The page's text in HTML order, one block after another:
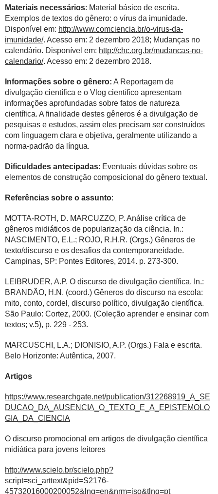
Materiais necessários: Material básico de escrita.
Exemplos de textos do gênero: o vírus da imunidade.
Disponível em: http://www.comciencia.br/o-virus-da-
imunidade/. Acesso em: 2 dezembro 2018; Mudanças no
calendário. Disponível em: http://chc.org.br/mudancas-no-
calendario/. Acesso em: 2 dezembro 2018.
Informações sobre o gênero: A Reportagem de
divulgação científica e o Vlog científico apresentam
informações aprofundadas sobre fatos de natureza
científica. A finalidade destes gêneros é a divulgação de
pesquisas e estudos, assim eles precisam ser construídos
com linguagem clara e objetiva, geralmente utilizando a
norma-padrão da língua.
Dificuldades antecipadas: Eventuais dúvidas sobre os
elementos de construção composicional do gênero textual.
Referências sobre o assunto:
MOTTA-ROTH, D. MARCUZZO, P. Análise crítica de
gêneros midiáticos de popularização da ciência. In.:
NASCIMENTO, E.L.; ROJO, R.H.R. (Orgs.) Gêneros de
texto/discurso e os desafios da contemporaneidade.
Campinas, SP: Pontes Editores, 2014. p. 273-300.
LEIBRUDER, A.P. O discurso de divulgação científica. In.:
BRANDÃO, H.N. (coord.) Gêneros do discurso na escola:
mito, conto, cordel, discurso político, divulgação científica.
São Paulo: Cortez, 2000. (Coleção aprender e ensinar com
textos; v.5), p. 229 - 253.
MARCUSCHI, L.A.; DIONISIO, A.P. (Orgs.) Fala e escrita.
Belo Horizonte: Autêntica, 2007.
Artigos
https://www.researchgate.net/publication/312268919_A_SE
DUCAO_DA_AUSENCIA_O_TEXTO_E_A_EPISTEMOLO
GIA_DA_CIENCIA
O discurso promocional em artigos de divulgação científica
midiática para jovens leitores
http://www.scielo.br/scielo.php?
script=sci_arttext&pid=S2176-
45732016000200052&lng=en&nrm=iso&tlng=pt